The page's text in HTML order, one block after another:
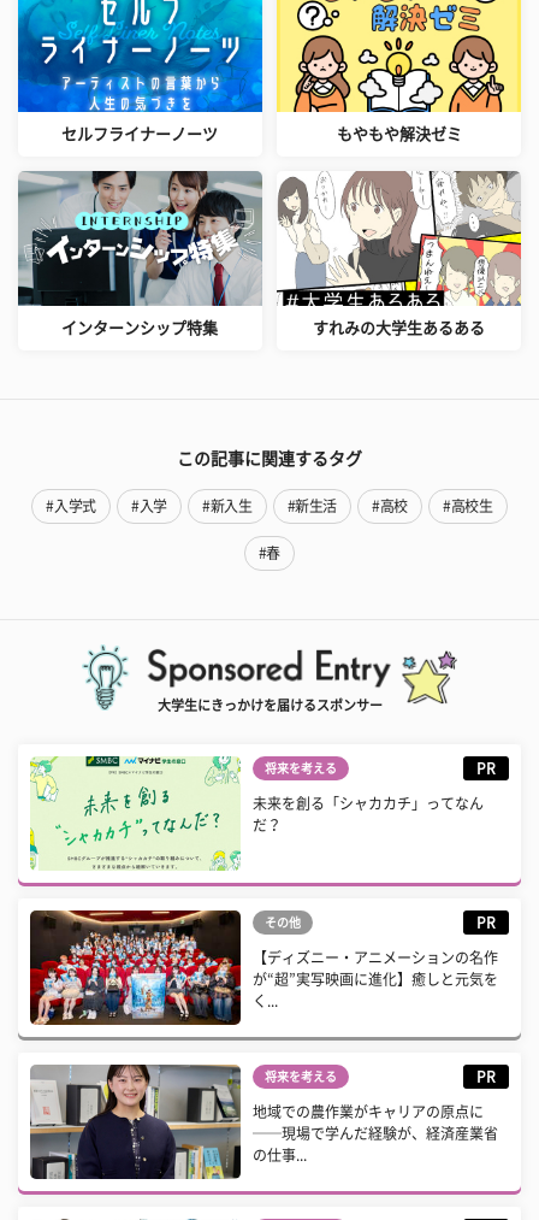
セルフライナーノーツ もやもや解決ゼミ
インターンシップ特集 すれみの大学生あるある
この記事に関連するタグ
#入学式 #入学 #新入生 #新生活 #高校 #高校生
#春
大学生にきっかけを届けるスポンサー
将来を考える PR
未来を創る「シャカカチ」ってなん
だ？
その他 PR
【ディズニー・アニメーションの名作
が“超”実写映画に進化】癒しと元気を
く...
将来を考える PR
地域での農作業がキャリアの原点に
──現場で学んだ経験が、経済産業省
の仕事...